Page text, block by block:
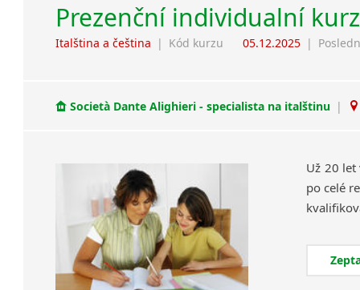
Prezenční individualní
Italština a čeština | Kód kurzu 05.12.2025 |
Società Dante Alighieri - specialista na italštinu |
Už 20 let
po celé